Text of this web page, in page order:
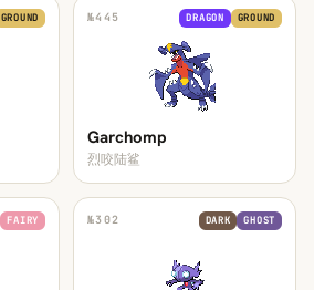
GROUND №445 DRAGON GROUND
Garchomp
烈咬陆鲨
FAIRY №302 DARK GHOST